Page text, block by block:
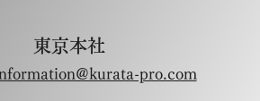
東京本社
pro.com